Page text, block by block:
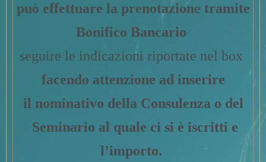
può effettuare la prenotazione tramite
Bonifico Bancario
seguire le indicazioni riportate nel box
facendo attenzione ad inserire
il nominativo della Consulenza o del
Seminario al quale ci si è iscritti e
l’importo.